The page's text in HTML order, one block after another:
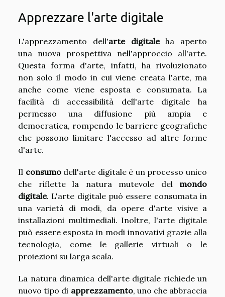
Apprezzare l'arte digitale
L'apprezzamento dell'arte digitaleha aperto
una nuova prospettiva nell'approccio all'arte.
Questa forma d'arte, infatti, ha rivoluzionato
non solo il modo in cui viene creata l'arte, ma
anche come viene esposta e consumata. La
facilità di accessibilità dell'arte digitale ha
permesso una diffusione più ampia e
democratica, rompendo le barriere geografiche
che possono limitare l'accesso ad altre forme
d'arte.
Il consumodell'arte digitale è un processo unico
che riflette la natura mutevole del mondo
digitale. L'arte digitale può essere consumata in
una varietà di modi, da opere d'arte visive a
installazioni multimediali. Inoltre, l'arte digitale
può essere esposta in modi innovativi grazie alla
tecnologia, come le gallerie virtuali o le
proiezioni su larga scala.
La natura dinamica dell'arte digitale richiede un
nuovo tipo di apprezzamento, uno che abbraccia